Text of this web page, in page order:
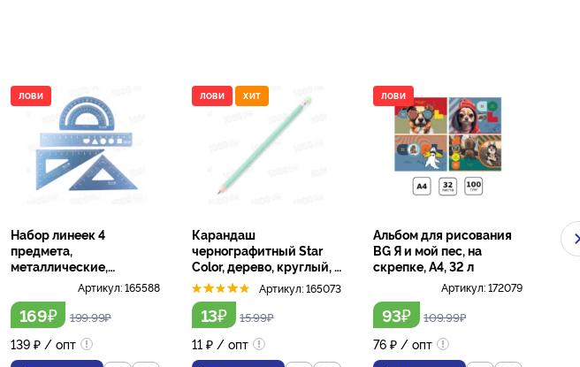
ЛОВИ
Набор линеек 4
предмета,
металлические,
пластиковый бокс
Артикул:165588
169₽ 199.99₽
139 ₽/ опт
ЛОВИ ХИТ
Карандаш
чернографитный Star
Color, дерево, круглый, с
ластиком
Артикул:165073
13₽ 15.99₽
11 ₽/ опт
ЛОВИ
Альбом для рисования
BG Я и мой пес, на
скрепке, А4, 32 л
Артикул:172079
93₽ 109.99₽
76 ₽/ опт